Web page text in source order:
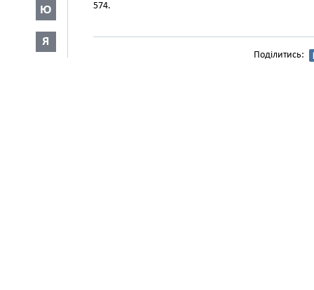
Ю
Я
574.
Поділитись: